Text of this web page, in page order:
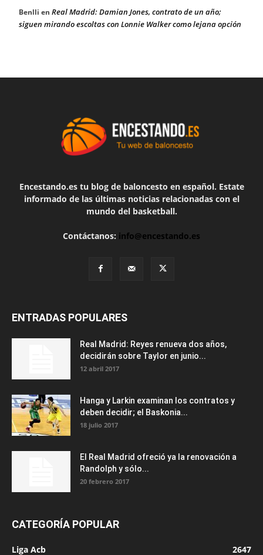
Benlli en Real Madrid: Damian Jones, contrato de un año;
siguen mirando escoltas con Lonnie Walker como lejana opción
Encestando.es tu blog de baloncesto en español. Estate
informado de las últimas noticias relacionadas con el
mundo del basketball.
Contáctanos: info@encestando.es
ENTRADAS POPULARES
Real Madrid: Reyes renueva dos años,
decidirán sobre Taylor en junio...
12 abril 2017
Hanga y Larkin examinan los contratos y
deben decidir; el Baskonia...
18 julio 2017
El Real Madrid ofreció ya la renovación a
Randolph y sólo...
20 febrero 2017
CATEGORÍA POPULAR
Liga Acb 2647